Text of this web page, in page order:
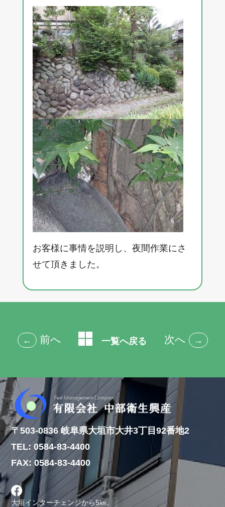
お客様に事情を説明し、夜間作業にさ
せて頂きました。
← 前へ 一覧へ戻る 次へ →
〒503-0836 岐阜県大垣市大井3丁目92番地2
TEL: 0584-83-4400
FAX: 0584-83-4400
大垣インターチェンジから5㎞。